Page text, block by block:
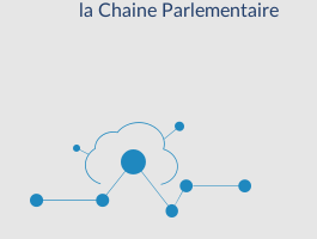
la Chaine Parlementaire